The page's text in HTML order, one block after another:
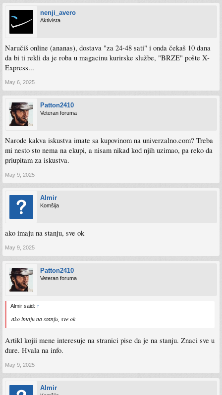
nenji_avero
Aktivista
Naručiš online (ananas), dostava "za 24-48 sati" i onda čekaš 10 dana
da bi ti rekli da je roba u magacinu kurirske službe, "BRZE" pošte X-
Express...
May 6, 2025
Patton2410
Veteran foruma
Narode kakva iskustva imate sa kupovinom na univerzalno.com? Treba
mi nesto sto nema na ekupi, a nisam nikad kod njih uzimao, pa reko da
priupitam za iskustva.
May 9, 2025
Almir
Komšija
ako imaju na stanju, sve ok
May 9, 2025
Patton2410
Veteran foruma
Almir said: ↑
ako imaju na stanju, sve ok
Artikl kojii mene interesuje na stranici pise da je na stanju. Znaci sve u
dure. Hvala na info.
May 9, 2025
Almir